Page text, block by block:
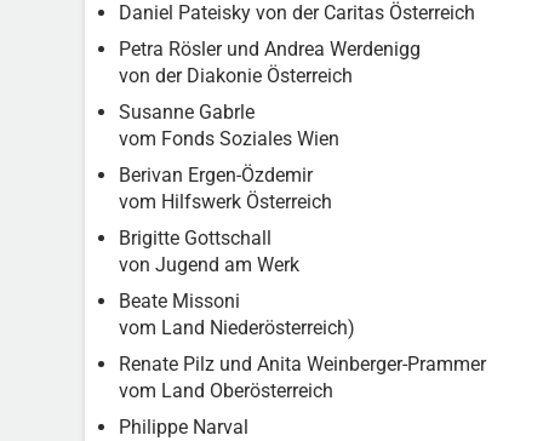
Daniel Pateisky von der Caritas Österreich
Petra Rösler und Andrea Werdenigg
von der Diakonie Österreich
Susanne Gabrle
vom Fonds Soziales Wien
Berivan Ergen-Özdemir
vom Hilfswerk Österreich
Brigitte Gottschall
von Jugend am Werk
Beate Missoni
vom Land Niederösterreich)
Renate Pilz und Anita Weinberger-Prammer
vom Land Oberösterreich
Philippe Narval